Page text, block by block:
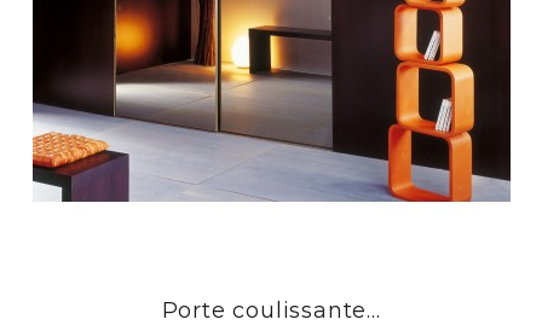
Porte coulissante...